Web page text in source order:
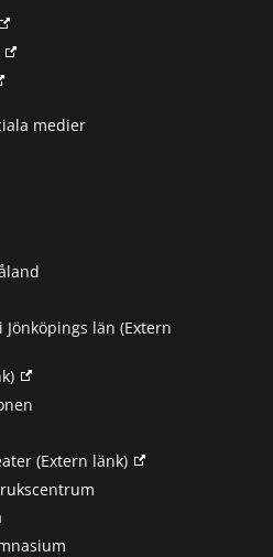
medier
Jönköpings län (Extern
(Extern länk)